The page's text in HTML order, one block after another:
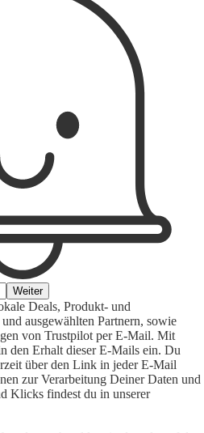
Weiter
Deals, Produkt- und
ausgewählten Partnern, sowie
von Trustpilot per E-Mail. Mit
den Erhalt dieser E-Mails ein. Du
über den Link in jeder E-Mail
zur Verarbeitung Deiner Daten und
Klicks findest du in unserer